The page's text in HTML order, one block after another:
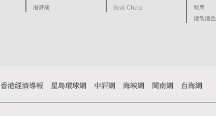
港評論
Real China
娛樂
港飲港色
香港經濟導報 星島環球網 中評網 海峽網 閩南網 台海網